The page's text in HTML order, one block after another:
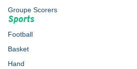
Groupe Scorers
Sports
Football
Basket
Hand